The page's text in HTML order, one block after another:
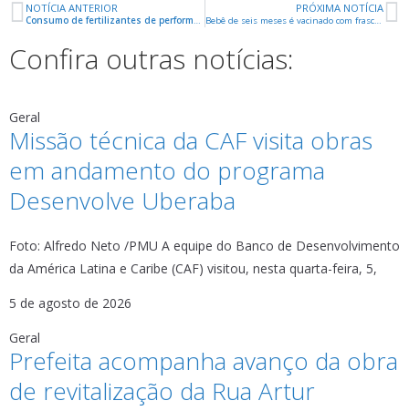
NOTÍCIA ANTERIOR
Consumo de fertilizantes de performance cresce 20% e gera rentabilidade
PRÓXIMA NOTÍCIA
Bebê de seis meses é vacinado com frasco inteiro da Pfizer contra Covid em Altinópolis, SP
Confira outras notícias:
Geral
Missão técnica da CAF visita obras
em andamento do programa
Desenvolve Uberaba
Foto: Alfredo Neto /PMU A equipe do Banco de Desenvolvimento
da América Latina e Caribe (CAF) visitou, nesta quarta-feira, 5,
5 de agosto de 2026
Geral
Prefeita acompanha avanço da obra
de revitalização da Rua Artur